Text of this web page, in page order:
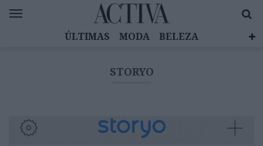
ÚLTIMAS MODA
BELEZA
MULHERES INSPIRADORAS
STORYO